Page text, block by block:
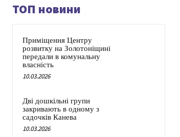
ТОП новини
Приміщення Центру
розвитку на Золотоніщині
передали в комунальну
власність
10.03.2026
Дві дошкільні групи
закривають в одному з
садочків Канева
10.03.2026